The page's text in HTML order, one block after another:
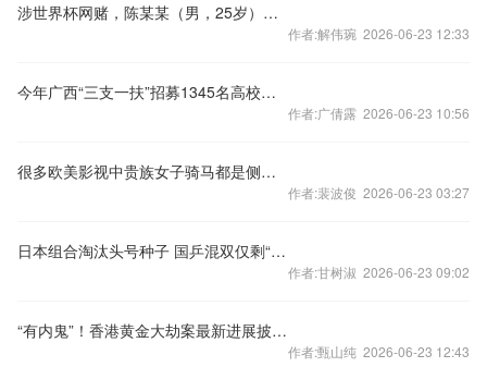
涉世界杯网赌，陈某某（男，25岁）等人被刑拘！
作者:解伟琬 2026-06-23 12:33
今年广西“三支一扶”招募1345名高校毕业生
作者:广倩露 2026-06-23 10:56
很多欧美影视中贵族女子骑马都是侧骑的，侧骑是否比跨骑难得多？
作者:裴波俊 2026-06-23 03:27
日本组合淘汰头号种子 国乒混双仅剩“莎头”组合
作者:甘树淑 2026-06-23 09:02
“有内鬼”！香港黄金大劫案最新进展披露，700万金条还未找到
作者:甄山纯 2026-06-23 12:43